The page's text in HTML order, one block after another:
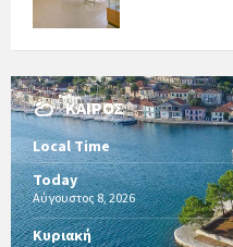
ΚΑΙΡΌΣ
Local Time
Today
Αύγουστος 8, 2026
Κυριακή